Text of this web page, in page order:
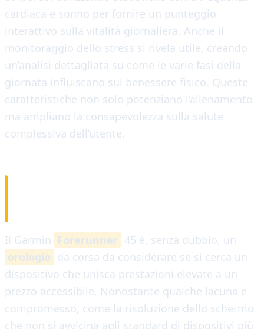
cardiaca e sonno per fornire un punteggio
interattivo sulla vitalità giornaliera. Anche il
monitoraggio dello stress si rivela utile, creando
un’analisi dettagliata su come le varie fasi della
giornata influiscano sul benessere fisico. Queste
caratteristiche non solo potenziano l’allenamento
ma ampliano la consapevolezza sulla salute
complessiva dell’utente.
Il Garmin Forerunner 45 è, senza dubbio, un
orologio da corsa da considerare se si cerca un
dispositivo che unisca prestazioni elevate a un
prezzo accessibile. Nonostante qualche lacuna e
compromesso, come la risoluzione dello schermo
che non si avvicina agli standard di dispositivi più